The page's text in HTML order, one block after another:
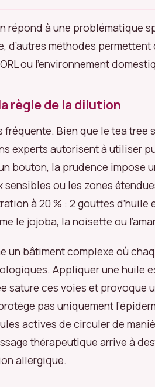
répond à une problématique
d’autres méthodes
ou l’environnement
règle de la dilution
fréquente. Bien que le tea tree
experts autorisent à utiliser
bouton, la prudence impose
sensibles ou les zones
à 20 % : 2 gouttes d’huile
le jojoba, la noisette ou
un bâtiment complexe où
Appliquer une huile
sature ces voies et provoque
pas uniquement
actives de circuler de
thérapeutique arrive à
allergique.